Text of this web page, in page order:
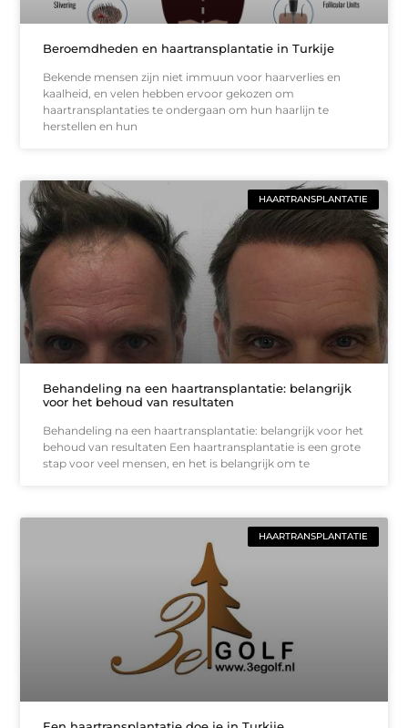
Beroemdheden en haartransplantatie in Turkije
Bekende mensen zijn niet immuun voor haarverlies en
kaalheid, en velen hebben ervoor gekozen om
haartransplantaties te ondergaan om hun haarlijn te
herstellen en hun
HAARTRANSPLANTATIE
Behandeling na een haartransplantatie: belangrijk
voor het behoud van resultaten
Behandeling na een haartransplantatie: belangrijk voor het
behoud van resultaten Een haartransplantatie is een grote
stap voor veel mensen, en het is belangrijk om te
HAARTRANSPLANTATIE